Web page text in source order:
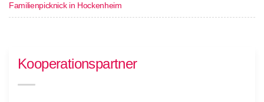
Familienpicknick in Hockenheim
Kooperationspartner